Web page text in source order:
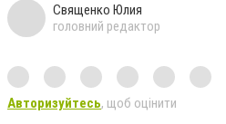
Священко Юлия
головний редактор
Авторизуйтесь, щоб оцінити